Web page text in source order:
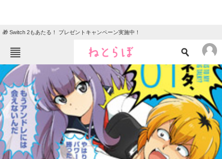
🎁 Switch 2もあたる！ プレゼントキャンペーン実施中！
ねとらぼメニュー
TOP ニュース
エンタメ クイズ
グルメ 地域
住まい 教育・育児